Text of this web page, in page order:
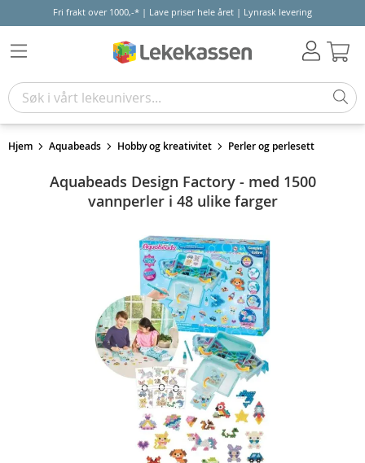
Fri frakt over 1000,-* | Lave priser hele året | Lynrask levering
Hjem Aquabeads Hobby og kreativitet Perler og perlesett
Aquabeads Design Factory - med 1500
vannperler i 48 ulike farger